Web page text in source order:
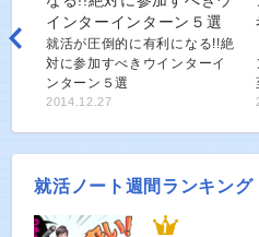
就活が圧倒的に有利になる!!絶
対に参加すべきウインターイ
ンターン５選
2014.12.27
就活ノート週間ランキング